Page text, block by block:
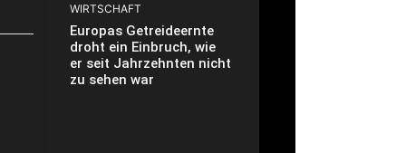
WIRTSCHAFT
Europas Getreideernte
droht ein Einbruch, wie
er seit Jahrzehnten nicht
zu sehen war